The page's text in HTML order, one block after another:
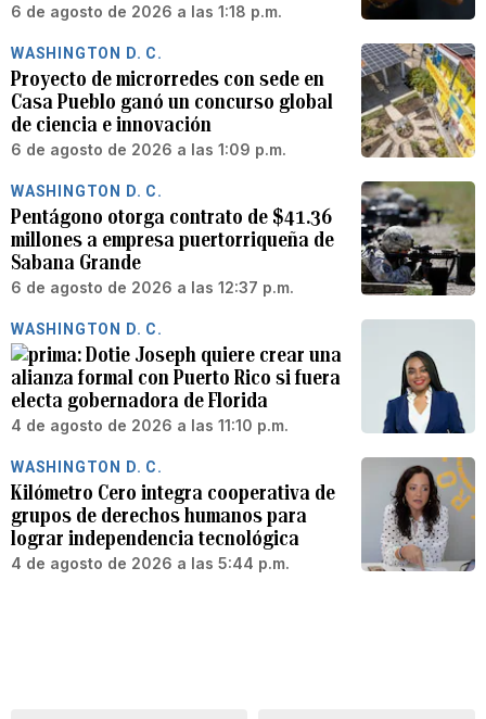
6 de agosto de 2026 a las 1:18 p.m.
WASHINGTON D. C.
Proyecto de microrredes con sede en
Casa Pueblo ganó un concurso global
de ciencia e innovación
6 de agosto de 2026 a las 1:09 p.m.
WASHINGTON D. C.
Pentágono otorga contrato de $41.36
millones a empresa puertorriqueña de
Sabana Grande
6 de agosto de 2026 a las 12:37 p.m.
WASHINGTON D. C.
Dotie Joseph quiere crear una
alianza formal con Puerto Rico si fuera
electa gobernadora de Florida
4 de agosto de 2026 a las 11:10 p.m.
WASHINGTON D. C.
Kilómetro Cero integra cooperativa de
grupos de derechos humanos para
lograr independencia tecnológica
4 de agosto de 2026 a las 5:44 p.m.